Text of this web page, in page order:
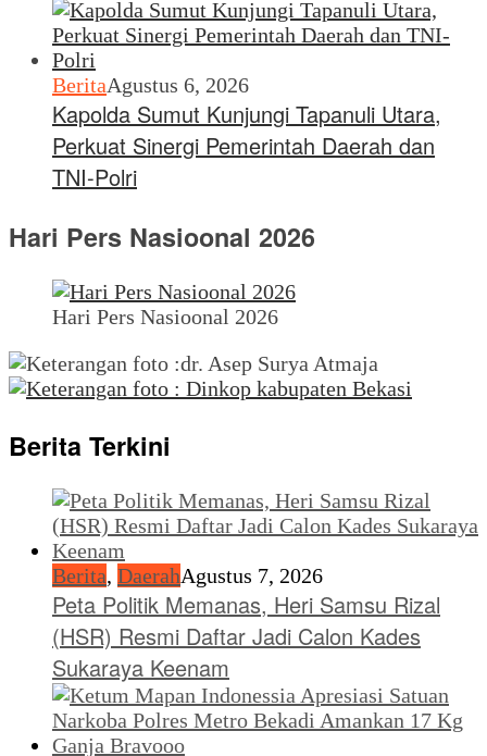
BeritaAgustus 6, 2026
Kapolda Sumut Kunjungi Tapanuli Utara,
Perkuat Sinergi Pemerintah Daerah dan
TNI-Polri
Hari Pers Nasioonal 2026
Hari Pers Nasioonal 2026
Berita Terkini
Berita, DaerahAgustus 7, 2026
Peta Politik Memanas, Heri Samsu Rizal
(HSR) Resmi Daftar Jadi Calon Kades
Sukaraya Keenam